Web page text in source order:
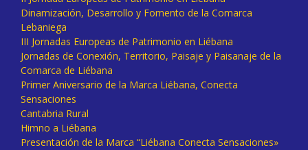
Dinamización, Desarrollo y Fomento de la Comarca
Lebaniega
III Jornadas Europeas de Patrimonio en Liébana
Jornadas de Conexión, Territorio, Paisaje y Paisanaje de la
Comarca de Liébana
Primer Aniversario de la Marca Liébana, Conecta
Sensaciones
Cantabria Rural
Himno a Liébana
Presentación de la Marca “Liébana Conecta Sensaciones»